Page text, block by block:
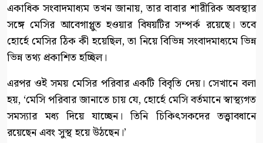
একাধিক সংবাদমাধ্যম তখন জানায়, তার বাবার শারীরিক অবস্থার
সঙ্গে মেসির আবেগাপ্লুত হওয়ার বিষয়টির সম্পর্ক রয়েছে। তবে
হোর্হে মেসির ঠিক কী হয়েছিল, তা নিয়ে বিভিন্ন সংবাদমাধ্যমে ভিন্ন
ভিন্ন তথ্য প্রকাশিত হচ্ছিল।
এরপর ওই সময় মেসির পরিবার একটি বিবৃতি দেয়। সেখানে বলা
হয়, ‘মেসি পরিবার জানাতে চায় যে, হোর্হে মেসি বর্তমানে স্বাস্থ্যগত
সমস্যার মধ্য দিয়ে যাচ্ছেন। তিনি চিকিৎসকদের তত্ত্বাবধানে
রয়েছেন এবং সুস্থ হয়ে উঠছেন।’